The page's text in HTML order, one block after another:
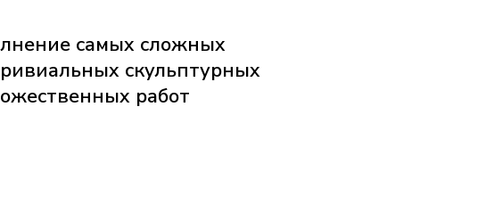
самых сложных
скульптурных
работ